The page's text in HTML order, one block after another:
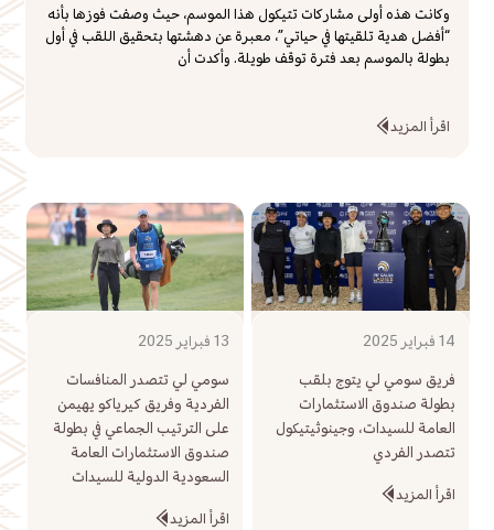
وكانت هذه أولى مشاركات تتيكول هذا الموسم، حيث وصفت فوزها بأنه
“أفضل هدية تلقيتها في حياتي”، معبرة عن دهشتها بتحقيق اللقب في أول
بطولة بالموسم بعد فترة توقف طويلة. وأكدت أن
اقرأ المزيد
14 فبراير 2025
فريق سومي لي يتوج بلقب
بطولة صندوق الاستثمارات
العامة للسيدات، وجينوثيتيكول
تتصدر الفردي
اقرأ المزيد
13 فبراير 2025
سومي لي تتصدر المنافسات
الفردية وفريق كيرياكو يهيمن
على الترتيب الجماعي في بطولة
صندوق الاستثمارات العامة
السعودية الدولية للسيدات
اقرأ المزيد